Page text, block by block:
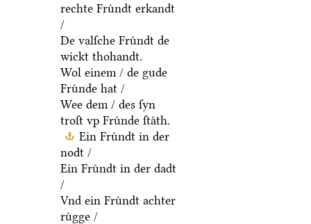
rechte Fruͤndt erkandt
/
De valſche Fruͤndt de
wickt thohandt.
Wol einem / de gude
Fruͤnde hat /
Wee dem / des ſyn
troſt vp Fruͤnde ſtaͤth.
Ein Fruͤndt in der
nodt /
Ein Fruͤndt in der dadt
/
Vnd ein Fruͤndt achter
ruͤgge /